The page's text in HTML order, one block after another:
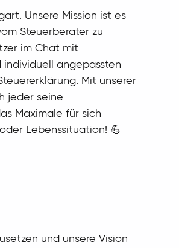
Unsere Mission ist es
Steuerberater zu
im Chat mit
individuell angepassten
Mit unserer
jeder seine
Maximale für sich
Lebenssituation! 💪
und unsere Vision